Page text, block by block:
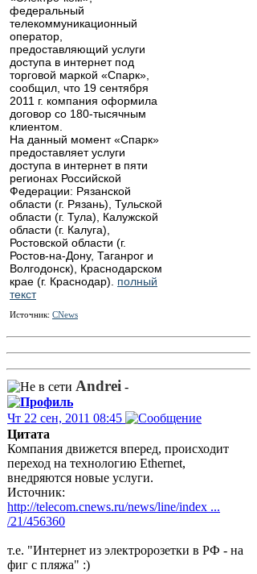
федеральный
телекоммуникационный
оператор,
предоставляющий услуги
доступа в интернет под
торговой маркой «Спарк»,
сообщил, что 19 сентября
2011 г. компания оформила
договор со 180-тысячным
клиентом.
На данный момент «Спарк»
предоставляет услуги
доступа в интернет в пяти
регионах Российской
Федерации: Рязанской
области (г. Рязань), Тульской
области (г. Тула), Калужской
области (г. Калуга),
Ростовской области (г.
Ростов-на-Дону, Таганрог и
Волгодонск), Краснодарском
крае (г. Краснодар). полный
текст
Источник: CNews
Andrei -
Чт 22 сен, 2011 08:45
Цитата
Компания движется вперед, происходит
переход на технологию Ethernet,
внедряются новые услуги.
Источник:
http://telecom.cnews.ru/news/line/index ...
/21/456360
т.е. "Интернет из электророзетки в РФ - на
фиг с пляжа" :)